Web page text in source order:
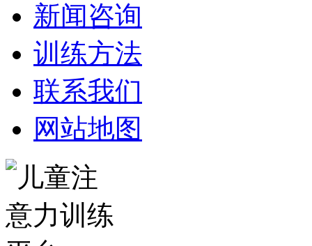
新闻咨询
训练方法
联系我们
网站地图